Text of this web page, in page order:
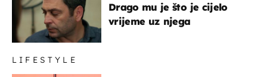
Drago mu je što je cijelo
vrijeme uz njega
LIFESTYLE